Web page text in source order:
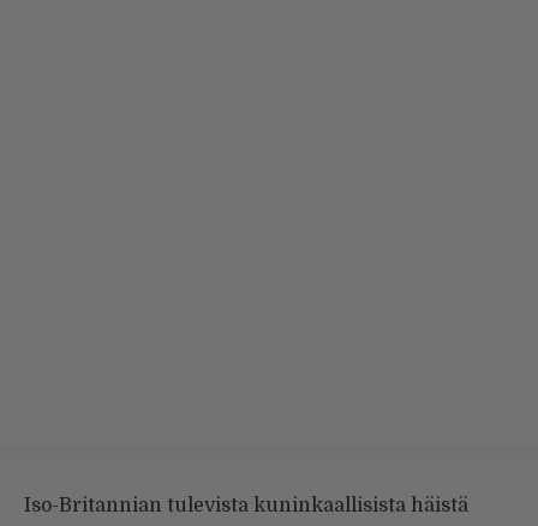
Iso-Britannian tulevista kuninkaallisista häistä